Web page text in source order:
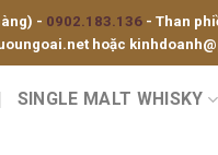
- 0902.183.136 - Than
hoặc
SINGLE MALT WHISKY